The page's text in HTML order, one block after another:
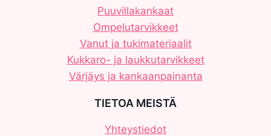
Puuvillakankaat
Ompelutarvikkeet
Vanut ja tukimateriaalit
Kukkaro- ja laukkutarvikkeet
Värjäys ja kankaanpainanta
TIETOA MEISTÄ
Yhteystiedot